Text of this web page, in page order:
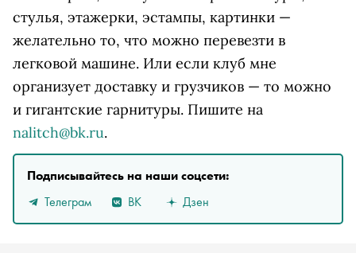
стулья, этажерки, эстампы, картинки —
желательно то, что можно перевезти в
легковой машине. Или если клуб мне
организует доставку и грузчиков — то можно
и гигантские гарнитуры. Пишите на
nalitch@bk.ru.
Подписывайтесь на наши соцсети:
Телеграм
ВК Дзен